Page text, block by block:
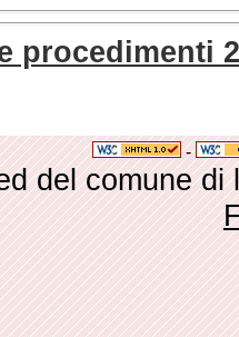
procedimenti
-
del comune